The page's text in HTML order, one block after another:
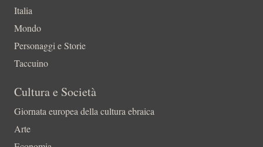
Italia
Mondo
Personaggi e Storie
Taccuino
Cultura e Società
Giornata europea della cultura ebraica
Arte